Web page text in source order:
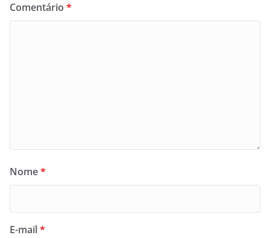
Comentário *
Nome*
E-mail*